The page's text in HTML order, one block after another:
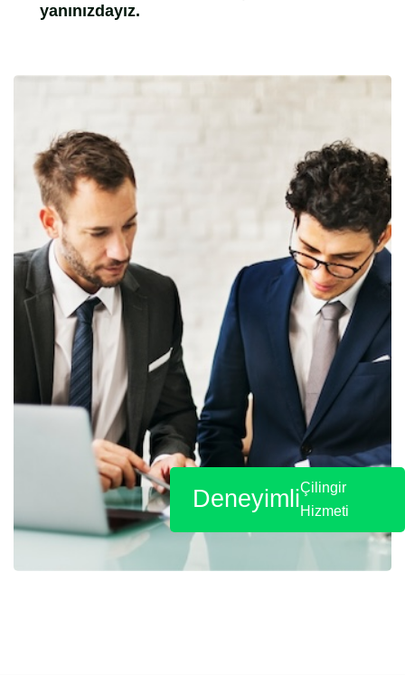
yanınızdayız.
DeneyimliÇilingir
Hizmeti